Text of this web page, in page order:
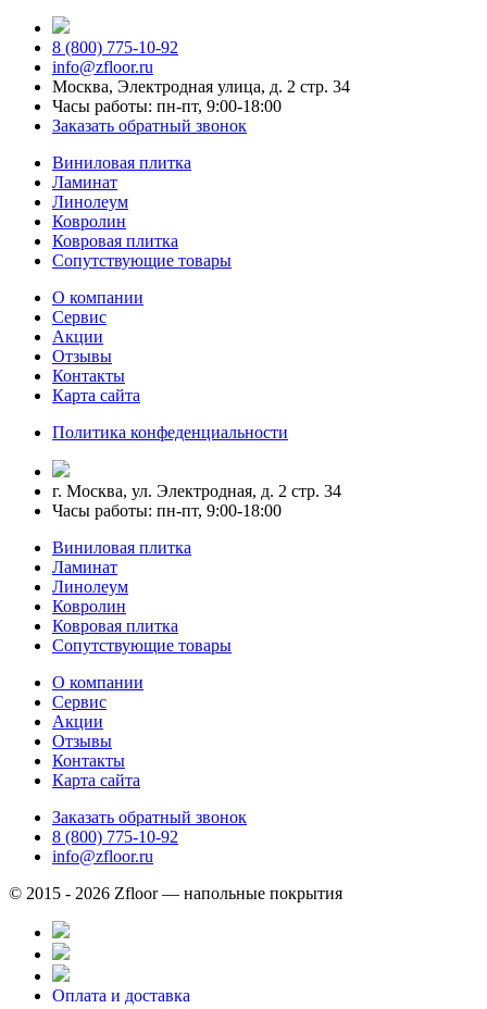
8 (800) 775-10-92
info@zfloor.ru
Москва, Электродная улица, д. 2 стр. 34
Часы работы: пн-пт, 9:00-18:00
Заказать обратный звонок
Виниловая плитка
Ламинат
Линолеум
Ковролин
Ковровая плитка
Сопутствующие товары
О компании
Сервис
Акции
Отзывы
Контакты
Карта сайта
Политика конфеденциальности
г. Москва, ул. Электродная, д. 2 стр. 34
Часы работы: пн-пт, 9:00-18:00
Виниловая плитка
Ламинат
Линолеум
Ковролин
Ковровая плитка
Сопутствующие товары
О компании
Сервис
Акции
Отзывы
Контакты
Карта сайта
Заказать обратный звонок
8 (800) 775-10-92
info@zfloor.ru
© 2015 - 2026 Zfloor — напольные покрытия
Оплата и доставка